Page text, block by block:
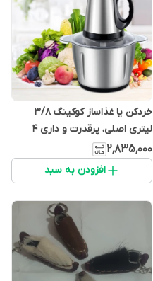
خردکن یا غذاساز کوکینگ 3/8
لیتری اصلی، پرقدرت و داری 4
غذاساز (مدلmana1456)
۲٬۸۳۵٬۰۰۰
افزودن به سبد